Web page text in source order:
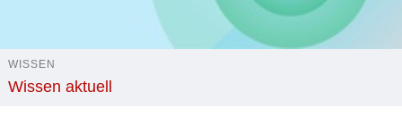
WISSEN
Wissen aktuell